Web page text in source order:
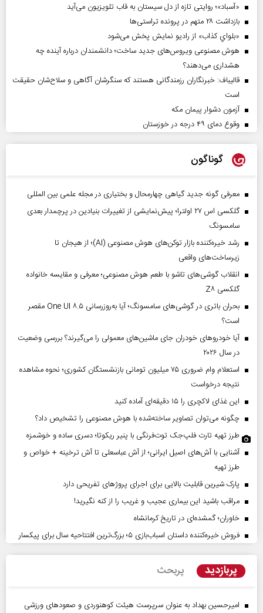
«آسباد»؛ روایتی تازه از دل سیستان به قاب تلویزیون می‌آید
بازداشت ۲۸ متهم در پرونده تراستی‌ها
«بلواي کذاب» از رادیو نمایش پخش می‌شود
هوش مصنوعی ویروس‌های جدید ساخت؛ دانشمندان درباره آینده چه
هشداری می‌دهند؟
قالیباف: خبرنگاران رزمندگانی هستند که سنگرشان آگاهی و سلاح‌شان حقیقت
است
آزمون دشوار پیمان مکه
وقوع دمای ۴۹ درجه در خوزستان
گوناگون
معرفی گونه جدید گیاهی چهارمحال و بختیاری در مجله علمی بین المللی
گلکسی اس ۲۷ اولترا؛ پیش‌نمایشی از تغییرات بنیادین در پرچمدار بعدی
سامسونگ
رشد خیره‌کننده بازار توکن‌های هوش مصنوعی (AI)؛ از هیجان تا
زیرساخت‌های واقعی
انقلاب گوشی‌های تاشو‌ با طعم هوش مصنوعی؛ معرفی و مقایسه خانواده
گلکسی Z۸
بحران باتری در گوشی‌های سامسونگ؛ آیا به‌روزرسانی One UI ۸.۵ مقصر
است؟
آیا خودروهای خودران جای ماشین‌های معمولی را می‌گیرند؟ بررسی وضعیت
در سال ۲۰۲۶
استعلام وام ضروری ۷۵ میلیون تومانی بازنشستگان کشوری؛ نحوه مشاهده
نتیجه درخواست
این غذای لاکچری را ۱۵ دقیقه‌ای آماده کنید
چگونه می‌توان تصاویر ساخته‌شده با هوش مصنوعی را تشخیص داد؟
طرز تهیه تارت فلپ‌جک توت‌فرنگی با پنیر ریکوتا؛ دسری ساده و خوشمزه
آشنایی با آش‌های اصیل ایرانی؛ از آش عباسعلی تا آش ترخینه + خواص و
طرز تهیه
پارک شیرین قابلیت‌ بالایی برای اجرای پروژهای تفریحی دارد
مراقب باشید این بیماری عجیب و غریب را از کنه نگیرید!
خاوران؛ گمشده‌ای در تاریخ کرمانشاه
فروش خیره‌کننده داستان اسباب‌بازی ۵؛ بزرگ‌ترین افتتاحیه سال برای پیکسار
پربازدید پربحث
امیرحسین بهداد به عنوان سرپرست هیئت کوهنوردی و صعودهای ورزشی